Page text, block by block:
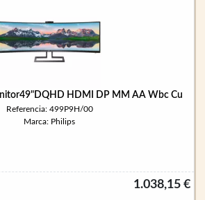
HDMI DP MM AA Wbc Cu
Referencia: 499P9H/00
Marca: Philips
1.038,15 €